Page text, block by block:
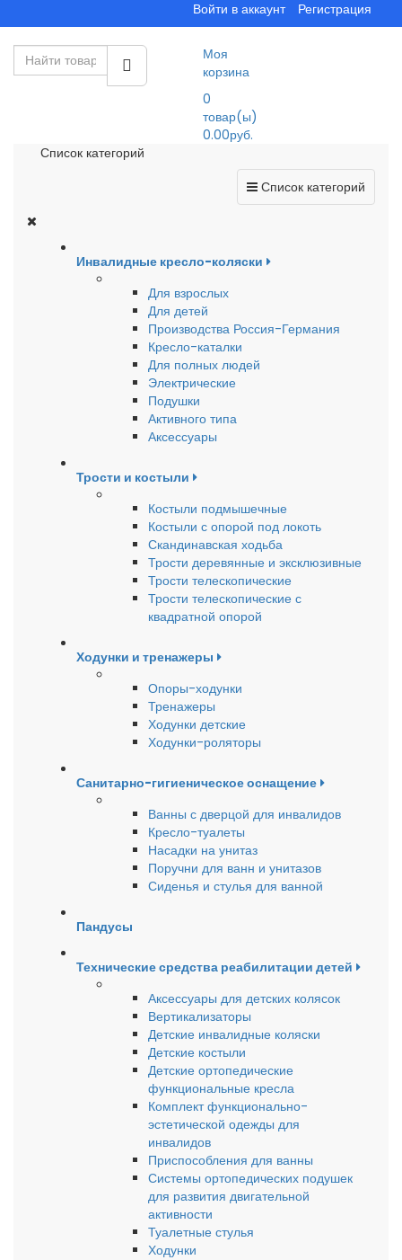
Войти в аккаунт Регистрация
Моя
корзина
0
товар(ы)
0.00руб.
Список категорий
Список категорий
Инвалидные кресло-коляски
Для взрослых
Для детей
Производства Россия-Германия
Кресло-каталки
Для полных людей
Электрические
Подушки
Активного типа
Аксессуары
Трости и костыли
Костыли подмышечные
Костыли с опорой под локоть
Скандинавская ходьба
Трости деревянные и эксклюзивные
Трости телескопические
Трости телескопические с
квадратной опорой
Ходунки и тренажеры
Опоры-ходунки
Тренажеры
Ходунки детские
Ходунки-роляторы
Санитарно-гигиеническое оснащение
Ванны с дверцой для инвалидов
Кресло-туалеты
Насадки на унитаз
Поручни для ванн и унитазов
Сиденья и стулья для ванной
Пандусы
Технические средства реабилитации детей
Аксессуары для детских колясок
Вертикализаторы
Детские инвалидные коляски
Детские костыли
Детские ортопедические
функциональные кресла
Комплект функционально-
эстетической одежды для
инвалидов
Приспособления для ванны
Системы ортопедических подушек
для развития двигательной
активности
Туалетные стулья
Ходунки